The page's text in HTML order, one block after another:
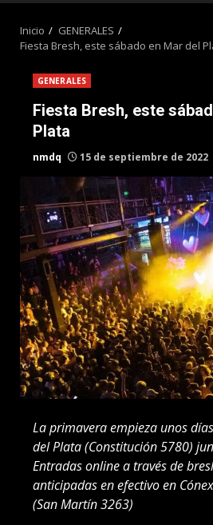
Inicio
GENERALES
Fiesta Bresh, este sábado en Mar del
GENERALES
Fiesta Bresh, este
Plata
nmdq 15 de septiembre de 2022
La primavera empieza unos
del Plata (Constitución 5780)
Entradas online a través de
anticipadas en efectivo en
(San Martín 3263)